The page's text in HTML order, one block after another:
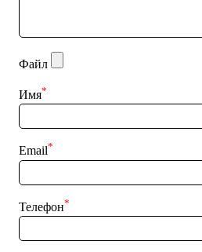
Файл
Имя*
Email*
Телефон*